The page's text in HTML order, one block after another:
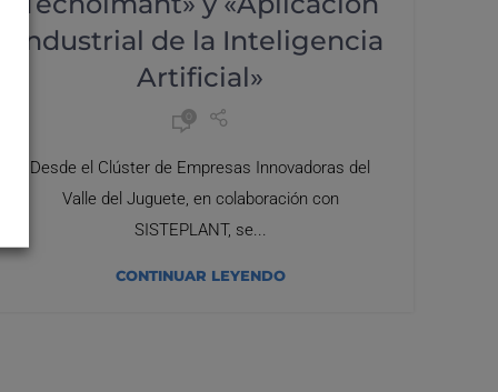
Industrial de la Inteligencia
Artificial»
Desde el Clúster de Empresas Innovadoras del
Valle del Juguete, en colaboración con
SISTEPLANT, se...
CONTINUAR LEYENDO